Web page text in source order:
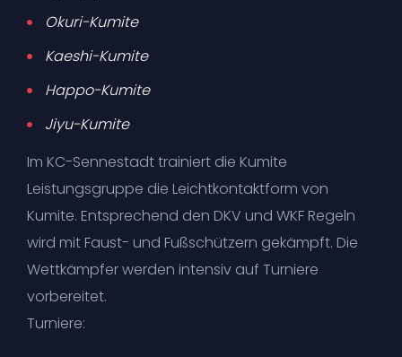
Okuri-Kumite
Kaeshi-Kumite
Happo-Kumite
Jiyu-Kumite
Im KC-Sennestadt trainiert die Kumite
Leistungsgruppe die Leichtkontaktform von
Kumite. Entsprechend den DKV und WKF Regeln
wird mit Faust- und Fußschützern gekämpft. Die
Wettkämpfer werden intensiv auf Turniere
vorbereitet.
Turniere: